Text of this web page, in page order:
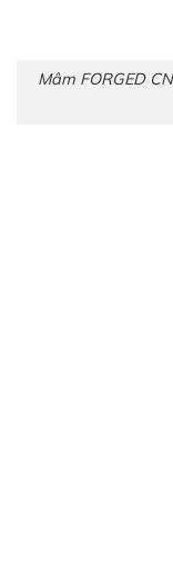
Mâm FORGED